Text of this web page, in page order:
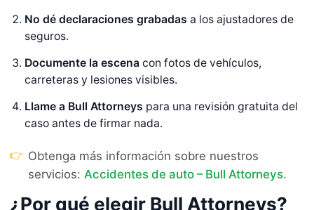
No dé declaraciones grabadas a los ajustadores de
seguros.
Documente la escena con fotos de vehículos,
carreteras y lesiones visibles.
Llame a Bull Attorneys para una revisión gratuita del
caso antes de firmar nada.
👉 Obtenga más información sobre nuestros
servicios: Accidentes de auto – Bull Attorneys.
¿Por qué elegir Bull Attorneys?